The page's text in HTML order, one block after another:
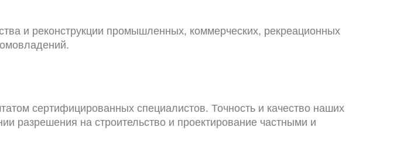
и реконструкции промышленных, коммерческих, рекреационных
сертифицированных специалистов. Точность и качество наших
разрешения на строительство и проектирование частными и